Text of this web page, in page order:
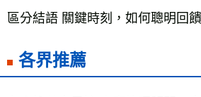
區分結語 關鍵時刻，如何聰明回饋
各界推薦